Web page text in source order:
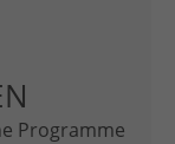
Programme